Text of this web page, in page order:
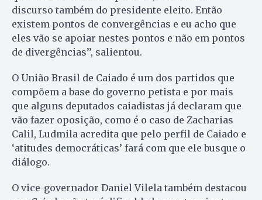
discurso também do presidente eleito. Então
existem pontos de convergências e eu acho que
eles vão se apoiar nestes pontos e não em pontos
de divergências’’, salientou.
O União Brasil de Caiado é um dos partidos que
compõem a base do governo petista e por mais
que alguns deputados caiadistas já declaram que
vão fazer oposição, como é o caso de Zacharias
Calil, Ludmila acredita que pelo perfil de Caiado e
‘atitudes democráticas’ fará com que ele busque o
diálogo.
O vice-governador Daniel Vilela também destacou